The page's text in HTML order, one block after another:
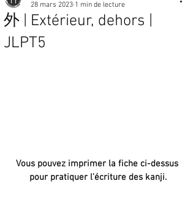
外 | Extérieur, dehors |
JLPT5
28 mars 2023 1 min de lecture
Vous pouvez imprimer la fiche ci-dessus
pour pratiquer l'écriture des kanji.